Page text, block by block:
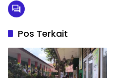
Pos Terkait